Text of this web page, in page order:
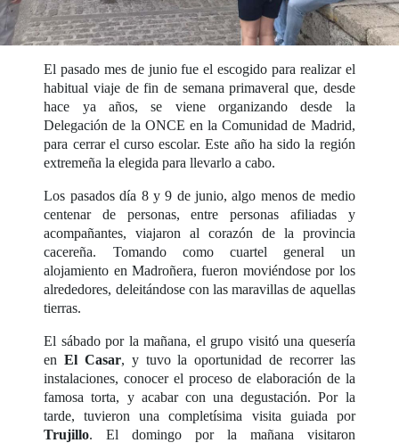
El pasado mes de junio fue el escogido para realizar el
habitual viaje de fin de semana primaveral que, desde
hace ya años, se viene organizando desde la
Delegación de la ONCE en la Comunidad de Madrid,
para cerrar el curso escolar. Este año ha sido la región
extremeña la elegida para llevarlo a cabo.
Los pasados día 8 y 9 de junio, algo menos de medio
centenar de personas, entre personas afiliadas y
acompañantes, viajaron al corazón de la provincia
cacereña. Tomando como cuartel general un
alojamiento en Madroñera, fueron moviéndose por los
alrededores, deleitándose con las maravillas de aquellas
tierras.
El sábado por la mañana, el grupo visitó una quesería
enEl Casar, y tuvo la oportunidad de recorrer las
instalaciones, conocer el proceso de elaboración de la
famosa torta, y acabar con una degustación. Por la
tarde, tuvieron una completísima visita guiada por
Trujillo. El domingo por la mañana visitaron